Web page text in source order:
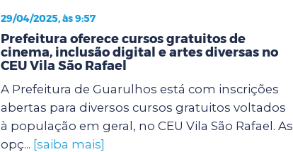
29/04/2025, às 9:57
Prefeitura oferece cursos gratuitos de
cinema, inclusão digital e artes diversas no
CEU Vila São Rafael
A Prefeitura de Guarulhos está com inscrições
abertas para diversos cursos gratuitos voltados
à população em geral, no CEU Vila São Rafael. As
opç... [saiba mais]